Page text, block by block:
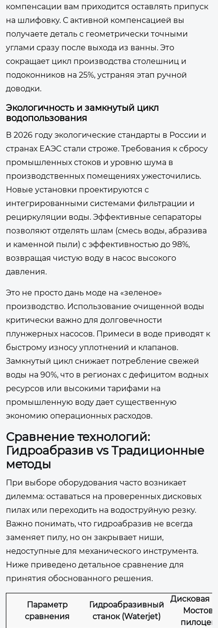
компенсации вам приходится оставлять припуск
на шлифовку. С активной компенсацией вы
получаете деталь с геометрически точными
углами сразу после выхода из ванны. Это
сокращает цикл производства столешниц и
подоконников на 25%, устраняя этап ручной
доводки.
Экологичность и замкнутый цикл
водопользования
В 2026 году экологические стандарты в России и
странах ЕАЭС стали строже. Требования к сбросу
промышленных стоков и уровню шума в
производственных помещениях ужесточились.
Новые установки проектируются с
интегрированными системами фильтрации и
рециркуляции воды. Эффективные сепараторы
позволяют отделять шлам (смесь воды, абразива
и каменной пыли) с эффективностью до 98%,
возвращая чистую воду в насос высокого
давления.
Это не просто дань моде на «зеленое»
производство. Использование очищенной воды
критически важно для долговечности
плунжерных насосов. Примеси в воде приводят к
быстрому износу уплотнений и клапанов.
Замкнутый цикл снижает потребление свежей
воды на 90%, что в регионах с дефицитом водных
ресурсов или высокими тарифами на
промышленную воду дает существенную
экономию операционных расходов.
Сравнение технологий:
Гидроабразив vs Традиционные
методы
При выборе оборудования часто возникает
дилемма: оставаться на проверенных дисковых
пилах или переходить на водоструйную резку.
Важно понимать, что гидроабразив не всегда
заменяет пилу, но он закрывает ниши,
недоступные для механического инструмента.
Ниже приведено детальное сравнение для
принятия обоснованного решения.
Параметр
сравнения
Гидроабразивный
станок (Waterjet)
Дисковая